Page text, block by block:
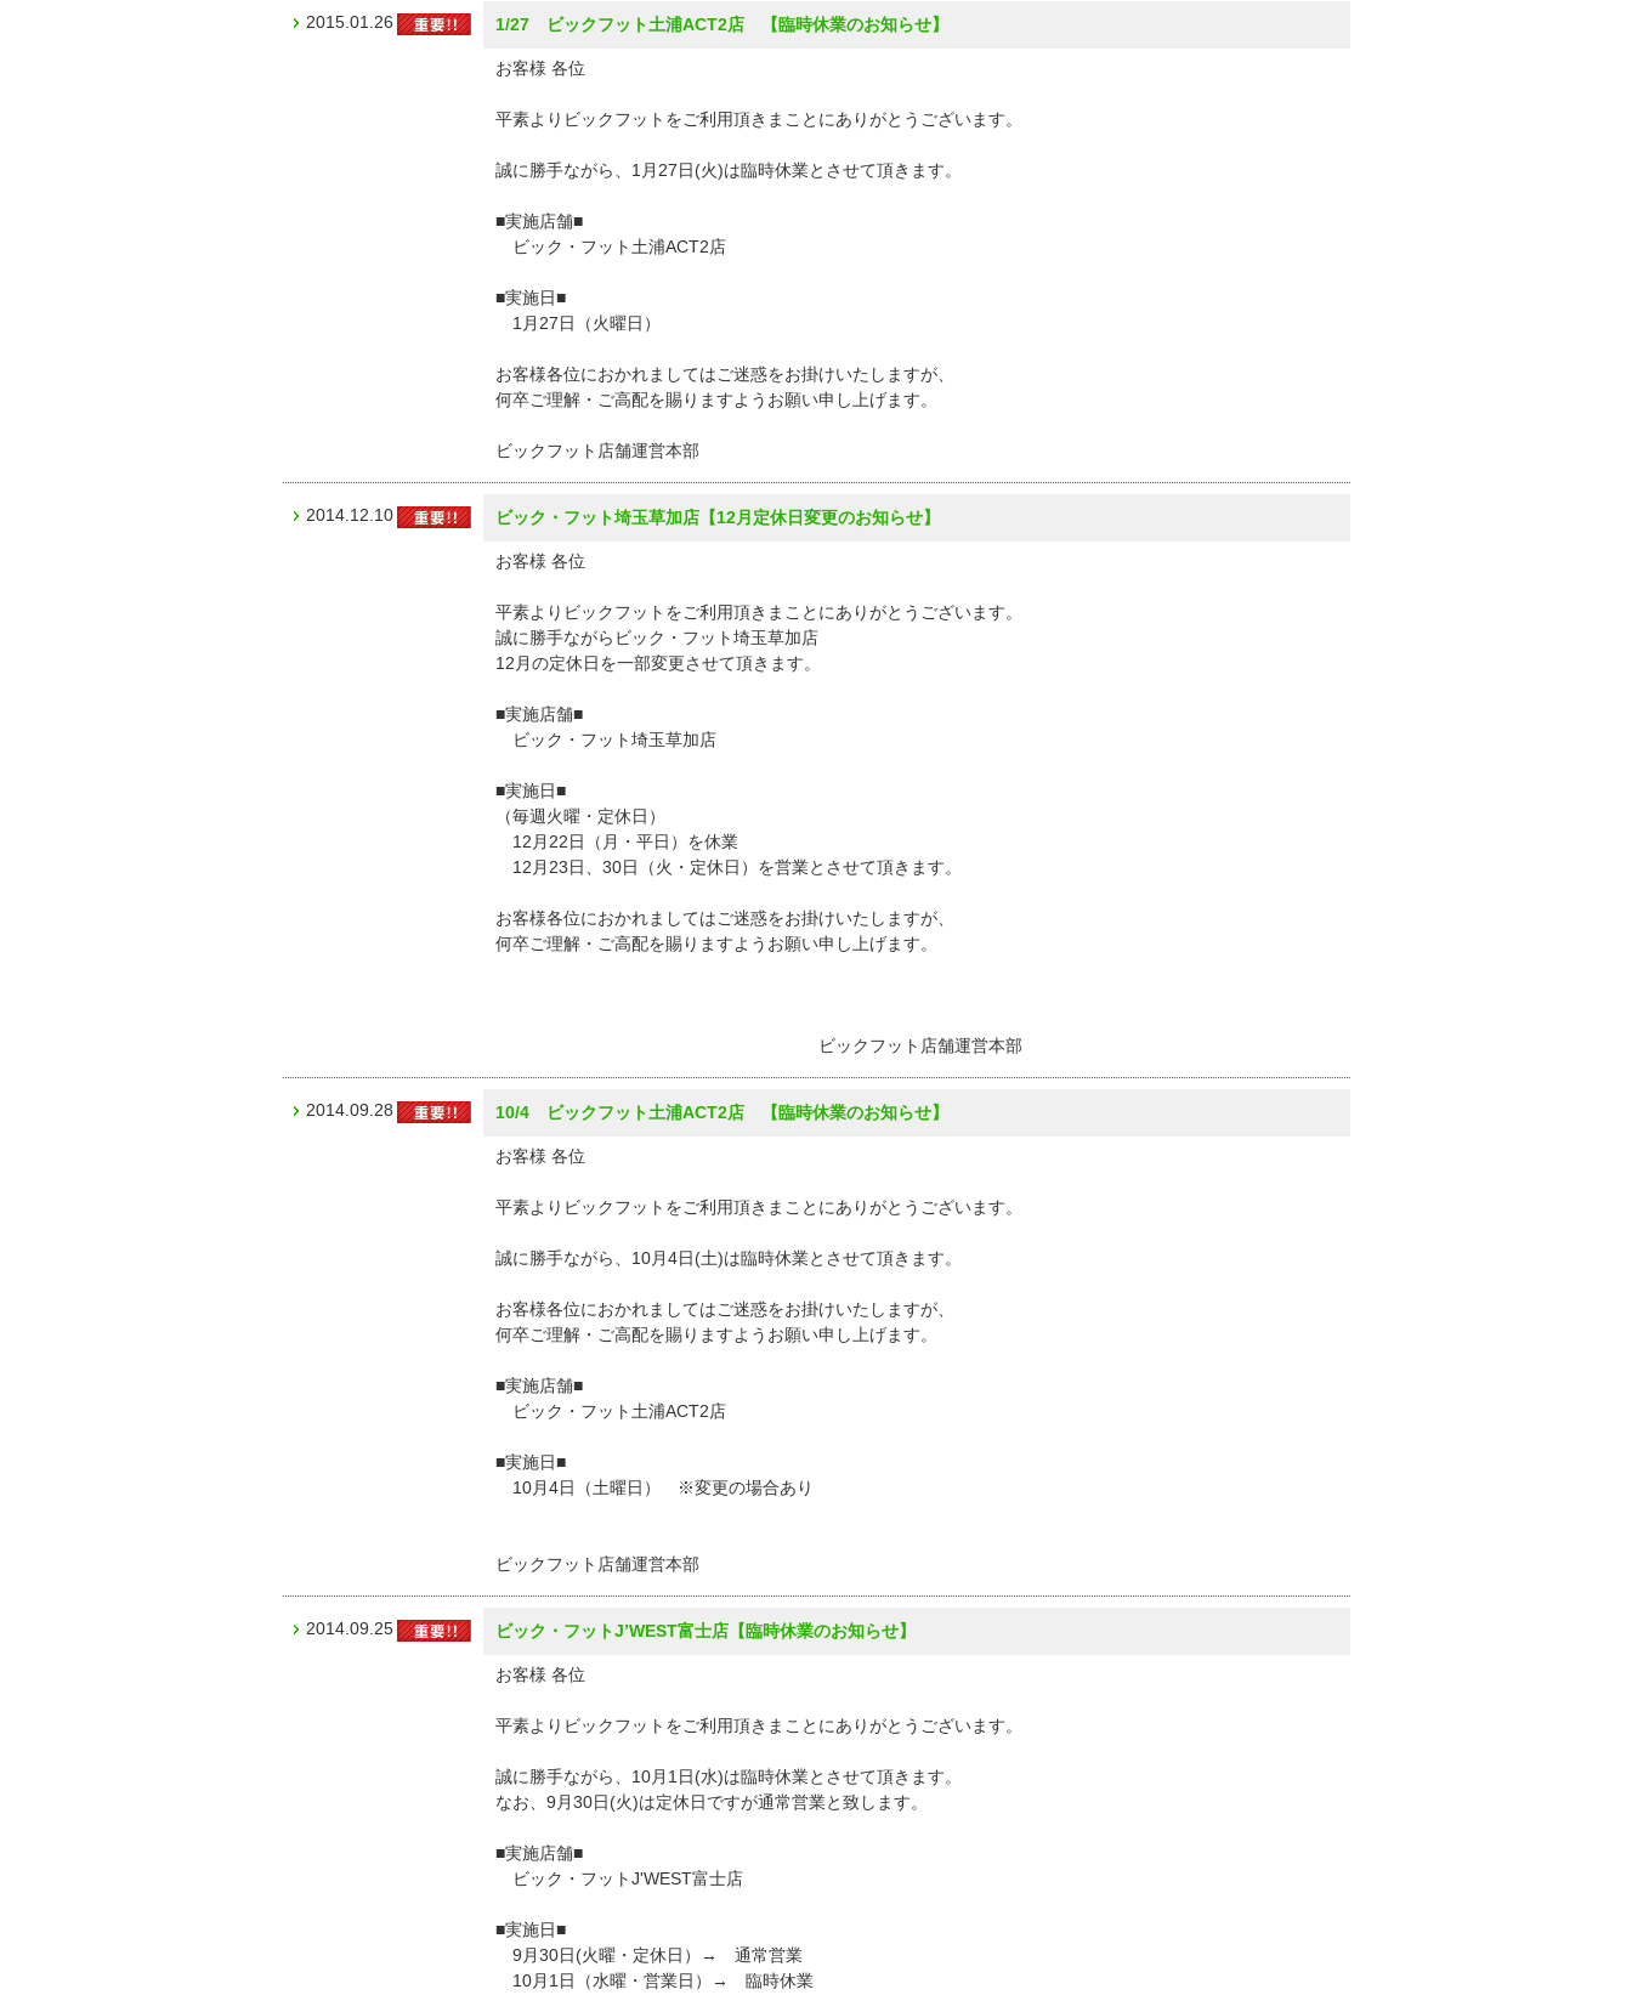
2015.01.26 1/27 ビックフット土浦ACT2店 【臨時休業のお知らせ】
お客様 各位
平素よりビックフットをご利用頂きまことにありがとうございます。
誠に勝手ながら、1月27日(火)は臨時休業とさせて頂きます。
■実施店舗■
ビック・フット土浦ACT2店
■実施日■
1月27日（火曜日）
お客様各位におかれましてはご迷惑をお掛けいたしますが、
何卒ご理解・ご高配を賜りますようお願い申し上げます。
ビックフット店舗運営本部
2014.12.10 ビック・フット埼玉草加店【12月定休日変更のお知らせ】
お客様 各位
平素よりビックフットをご利用頂きまことにありがとうございます。
誠に勝手ながらビック・フット埼玉草加店
12月の定休日を一部変更させて頂きます。
■実施店舗■
ビック・フット埼玉草加店
■実施日■
（毎週火曜・定休日）
12月22日（月・平日）を休業
12月23日、30日（火・定休日）を営業とさせて頂きます。
お客様各位におかれましてはご迷惑をお掛けいたしますが、
何卒ご理解・ご高配を賜りますようお願い申し上げます。
ビックフット店舗運営本部
2014.09.28 10/4 ビックフット土浦ACT2店 【臨時休業のお知らせ】
お客様 各位
平素よりビックフットをご利用頂きまことにありがとうございます。
誠に勝手ながら、10月4日(土)は臨時休業とさせて頂きます。
お客様各位におかれましてはご迷惑をお掛けいたしますが、
何卒ご理解・ご高配を賜りますようお願い申し上げます。
■実施店舗■
ビック・フット土浦ACT2店
■実施日■
10月4日（土曜日） ※変更の場合あり
ビックフット店舗運営本部
2014.09.25 ビック・フットJ’WEST富士店【臨時休業のお知らせ】
お客様 各位
平素よりビックフットをご利用頂きまことにありがとうございます。
誠に勝手ながら、10月1日(水)は臨時休業とさせて頂きます。
なお、9月30日(火)は定休日ですが通常営業と致します。
■実施店舗■
ビック・フットJ'WEST富士店
■実施日■
9月30日(火曜・定休日）→ 通常営業
10月1日（水曜・営業日）→ 臨時休業